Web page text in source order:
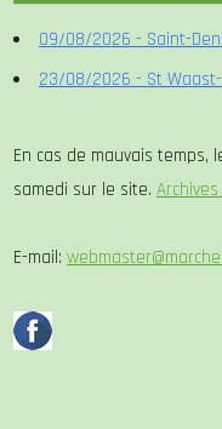
09/08/2026 - Saint-
23/08/2026 - St Waast-
En cas de mauvais
samedi sur le site.
E-mail: